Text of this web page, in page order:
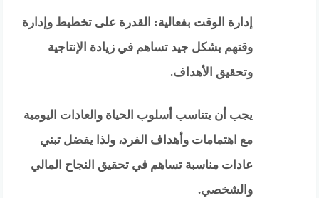
إدارة الوقت بفعالية: القدرة على تخطيط وإدارة
وقتهم بشكل جيد تساهم في زيادة الإنتاجية
وتحقيق الأهداف.
يجب أن يتناسب أسلوب الحياة والعادات اليومية
مع اهتمامات وأهداف الفرد، ولذا يفضل تبني
عادات مناسبة تساهم في تحقيق النجاح المالي
والشخصي.